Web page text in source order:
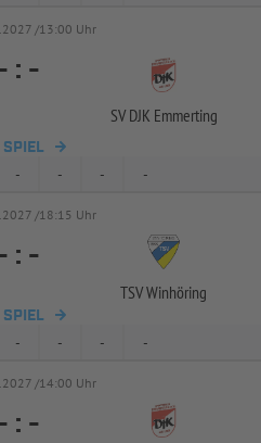
/13:00 Uhr
: -
SV DJK Emmerting
SPIEL
- - - -
/18:15 Uhr
: -
TSV Winhöring
SPIEL
- - - -
/14:00 Uhr
: -